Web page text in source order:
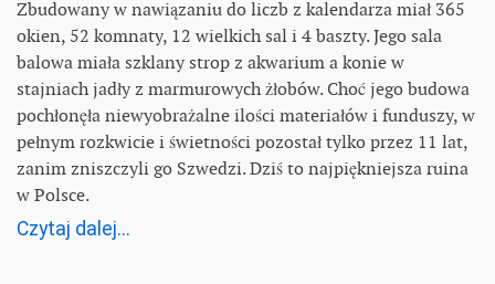
Zbudowany w nawiązaniu do liczb z kalendarza miał 365
okien, 52 komnaty, 12 wielkich sal i 4 baszty. Jego sala
balowa miała szklany strop z akwarium a konie w
stajniach jadły z marmurowych żłobów. Choć jego budowa
pochłonęła niewyobrażalne ilości materiałów i funduszy, w
pełnym rozkwicie i świetności pozostał tylko przez 11 lat,
zanim zniszczyli go Szwedzi. Dziś to najpiękniejsza ruina
w Polsce.
Czytaj dalej...